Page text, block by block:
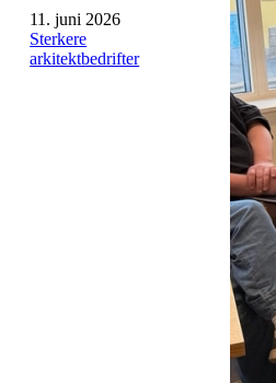
11. juni 2026
Sterkere
arkitektbedrifter